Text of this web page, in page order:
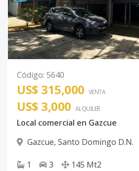
Código: 5640
US$ 315,000 VENTA
US$ 3,000 ALQUILER
Local comercial en Gazcue
Gazcue, Santo Domingo D.N.
1 3 145 Mt2